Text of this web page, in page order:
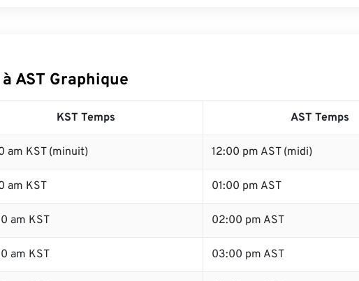
à AST Graphique
KST Temps AST Temps
am KST (minuit) 12:00 pm AST (midi)
am KST 01:00 pm AST
am KST 02:00 pm AST
am KST 03:00 pm AST